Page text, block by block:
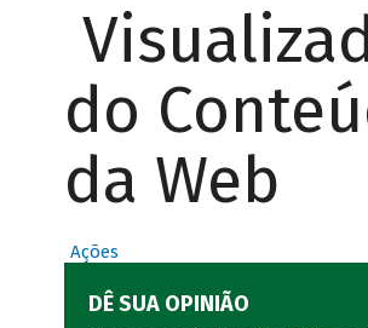
do
da Web
Ações
DÊ SUA OPINIÃO